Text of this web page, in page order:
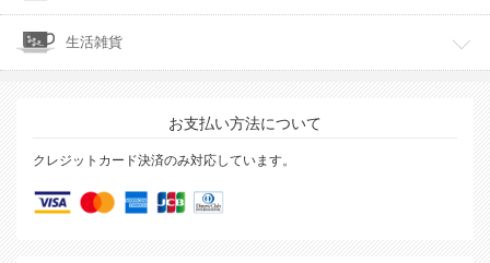
生活雑貨
お支払い方法について
クレジットカード決済のみ対応しています。